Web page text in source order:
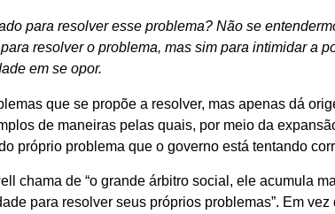
para resolver esse problema? Não se
resolver o problema, mas sim para intimidar a
em se opor.
que se propõe a resolver, mas apenas dá
de maneiras pelas quais, por meio da
próprio problema que o governo está tentando
chama de “o grande árbitro social, ele acumula
para resolver seus próprios problemas”. Em